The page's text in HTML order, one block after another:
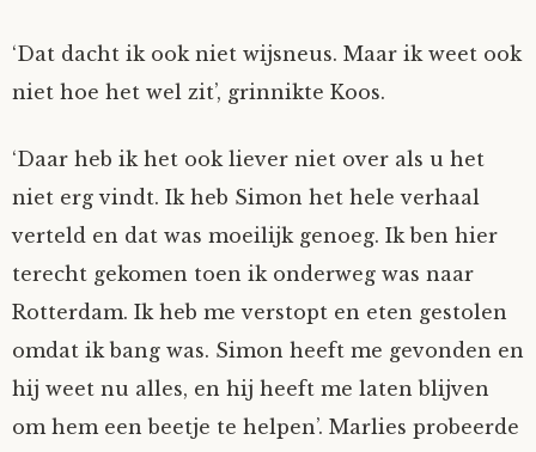
‘Dat dacht ik ook niet wijsneus. Maar ik weet ook
niet hoe het wel zit’, grinnikte Koos.
‘Daar heb ik het ook liever niet over als u het
niet erg vindt. Ik heb Simon het hele verhaal
verteld en dat was moeilijk genoeg. Ik ben hier
terecht gekomen toen ik onderweg was naar
Rotterdam. Ik heb me verstopt en eten gestolen
omdat ik bang was. Simon heeft me gevonden en
hij weet nu alles, en hij heeft me laten blijven
om hem een beetje te helpen’. Marlies probeerde